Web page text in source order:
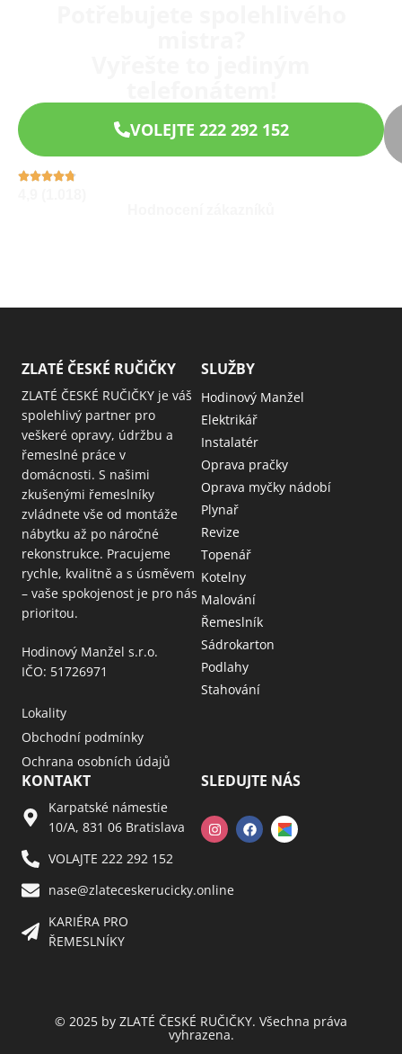
VOLEJTE 222 292 152
ZLATÉ ČESKÉ RUČIČKY
ZLATÉ ČESKÉ RUČIČKY je váš
spolehlivý partner pro
veškeré opravy, údržbu a
řemeslné práce v
domácnosti. S našimi
zkušenými řemeslníky
zvládnete vše od montáže
nábytku až po náročné
rekonstrukce. Pracujeme
rychle, kvalitně a s úsměvem
– vaše spokojenost je pro nás
prioritou.
Hodinový Manžel s.r.o.
IČO: 51726971
Lokality
Obchodní podmínky
Ochrana osobních údajů
SLUŽBY
Hodinový Manžel
Elektrikář
Instalatér
Oprava pračky
Oprava myčky nádobí
Plynař
Revize
Topenář
Kotelny
Malování
Řemeslník
Sádrokarton
Podlahy
Stahování
KONTAKT
Karpatské námestie
10/A, 831 06 Bratislava
VOLAJTE 222 292 152
nase@zlateceskerucicky.online
KARIÉRA PRO
ŘEMESLNÍKY
SLEDUJTE NÁS
© 2025 by ZLATÉ ČESKÉ RUČIČKY. Všechna práva
vyhrazena.